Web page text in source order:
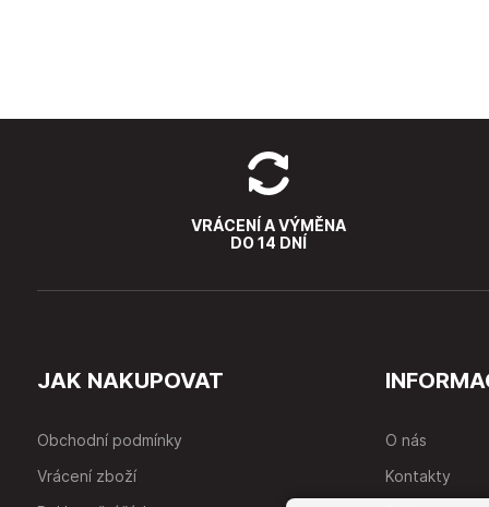
VRÁCENÍ A VÝMĚNA
DO 14 DNÍ
JAK NAKUPOVAT
Obchodní podmínky
Vrácení zboží
O nás
Kontakty